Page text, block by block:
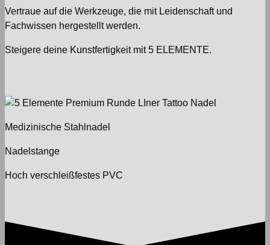
Vertraue auf die Werkzeuge, die mit Leidenschaft und
Fachwissen hergestellt werden.
Steigere deine Kunstfertigkeit mit5 ELEMENTE.
Medizinische Stahlnadel
Nadelstange
Hoch verschleißfestes PVC